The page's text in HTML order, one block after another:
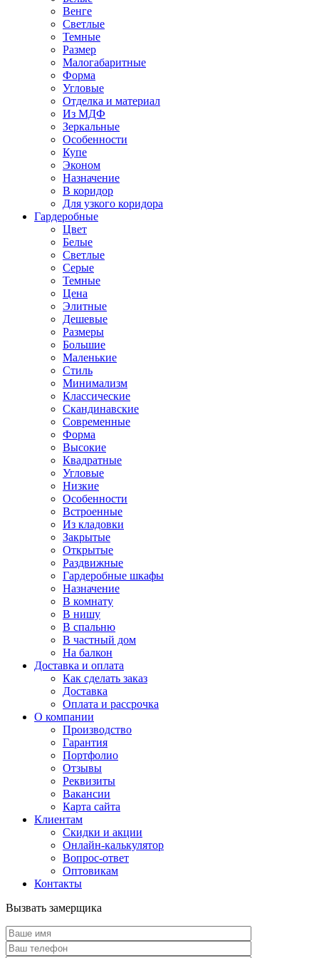
Венге
Светлые
Темные
Размер
Малогабаритные
Форма
Угловые
Отделка и материал
Из МДФ
Зеркальные
Особенности
Купе
Эконом
Назначение
В коридор
Для узкого коридора
Гардеробные
Цвет
Белые
Светлые
Серые
Темные
Цена
Элитные
Дешевые
Размеры
Большие
Маленькие
Стиль
Минимализм
Классические
Скандинавские
Современные
Форма
Высокие
Квадратные
Угловые
Низкие
Особенности
Встроенные
Из кладовки
Закрытые
Открытые
Раздвижные
Гардеробные шкафы
Назначение
В комнату
В нишу
В спальню
В частный дом
На балкон
Доставка и оплата
Как сделать заказ
Доставка
Оплата и рассрочка
О компании
Производство
Гарантия
Портфолио
Отзывы
Реквизиты
Вакансии
Карта сайта
Клиентам
Скидки и акции
Онлайн-калькулятор
Вопрос-ответ
Оптовикам
Контакты
Вызвать замерщика